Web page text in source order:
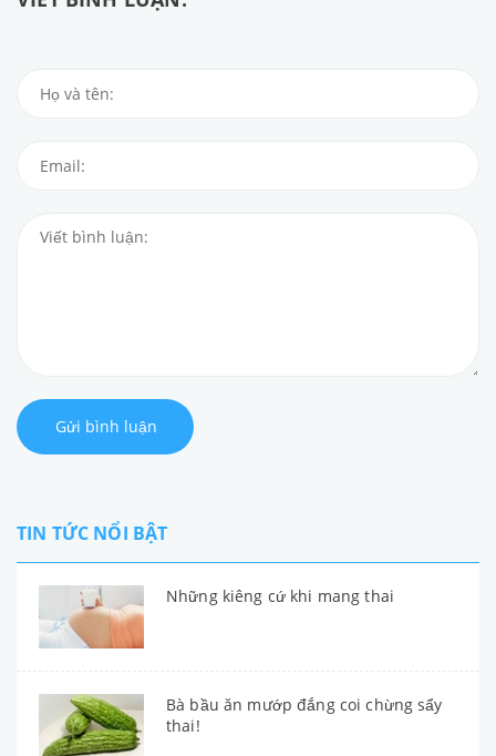
Gửi bình luận
TIN TỨC NỔI BẬT
Những kiêng cứ khi mang thai
Bà bầu ăn mướp đắng coi chừng sẩy
thai!